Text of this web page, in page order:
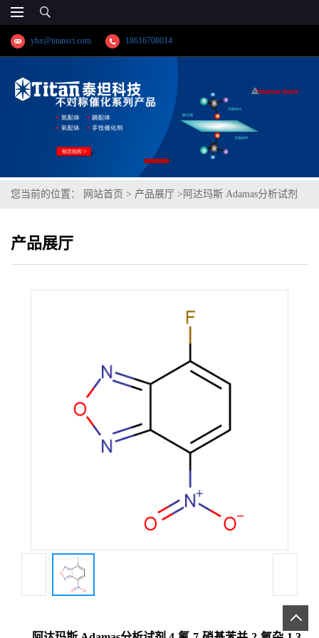
yhx@titansci.com 18616708014
您当前的位置： 网站首页 > 产品展厅 > 阿达玛斯 Adamas分析试剂
25mg,≥99%
产品展厅